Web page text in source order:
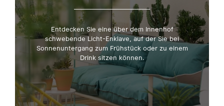
Entdecken Sie eine über dem Innenhof
schwebende Licht-Enklave, auf der Sie bei
Sonnenuntergang zum Frühstück oder zu einem
Drink sitzen können.